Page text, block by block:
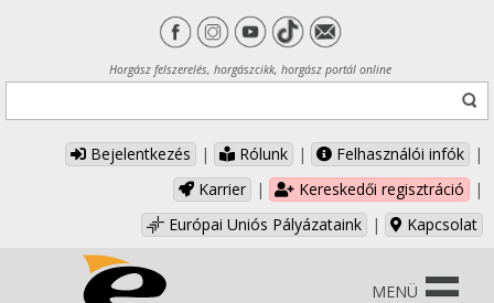
Horgász felszerelés, horgászcikk, horgász portál online
Bejelentkezés | Rólunk | Felhasználói infók
|
Karrier
| Kereskedői regisztráció
|
Európai Uniós Pályázataink
| Kapcsolat
MENÜ